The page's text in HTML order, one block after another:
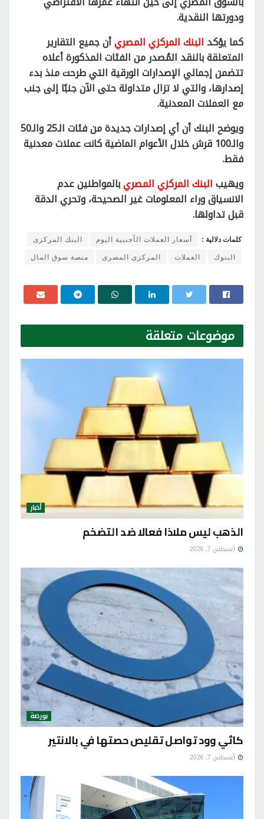
ودورتها النقدية.
كما يؤكد البنك المركزي المصريأن جميع التقارير
المتعلقة بالنقد المُصدر من الفئات المذكورة أعلاه
تتضمن إجمالي الإصدارات الورقية التي طرحت منذ بدء
إصدارها، والتي لا تزال متداولة حتى الآن جنبًا إلى جنب
مع العملات المعدنية.
ويوضح البنك أن أي إصدارات جديدة من فئات الـ25 والـ50
والـ100 قرش خلال الأعوام الماضية كانت عملات معدنية
فقط.
ويهيبالبنك المركزي المصريبالمواطنين عدم
الانسياق وراء المعلومات غير الصحيحة، وتحري الدقة
قبل تداولها.
كلمات دلالية : أسعار العملات الأجنبية اليوم
البنك المركزى
البنوك
العملات المركزى المصرى منصة سوق المال
موضوعات متعلقة
أخبار
الذهب ليس ملاذا فعالا ضد التضخم
أغسطس 7, 2026
بورصة
كاثي وود تواصل تقليص حصتها في بالانتير
أغسطس 7, 2026